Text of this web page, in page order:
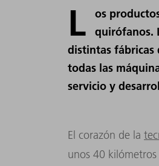
L
os
quirófanos.
distintas fábricas
todas las
servicio y
El corazón de la
unos 40